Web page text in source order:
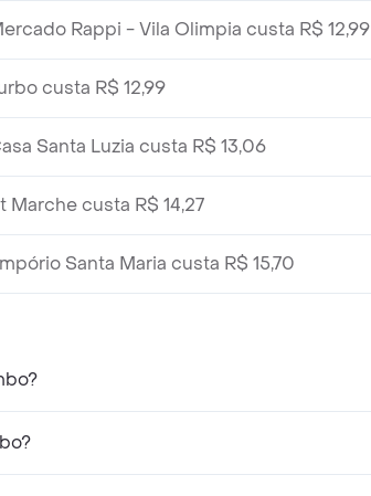
Rappi - Vila Olimpia custa R$ 12,99
custa R$ 12,99
Santa Luzia custa R$ 13,06
Marche custa R$ 14,27
Santa Maria custa R$ 15,70